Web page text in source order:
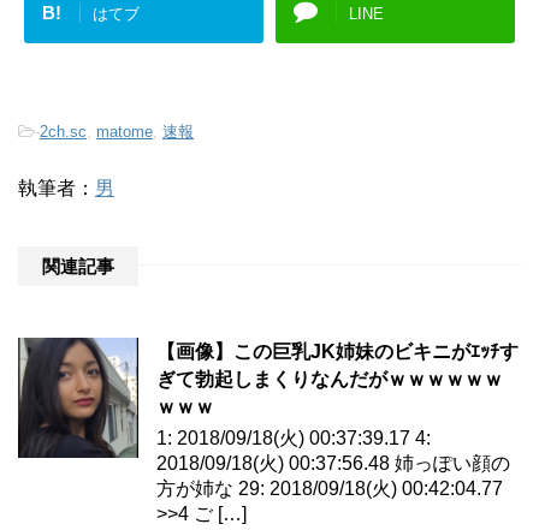
B! はてブ LINE
-2ch.sc matome 速報
執筆者： 男
関連記事
【画像】この巨乳JK姉妹のビキニがｴｯﾁす
ぎて勃起しまくりなんだがｗｗｗｗｗｗ
ｗｗｗ
1: 2018/09/18(火) 00:37:39.17 4:
2018/09/18(火) 00:37:56.48 姉っぽい顔の
方が姉な 29: 2018/09/18(火) 00:42:04.77
>>4 ご […]